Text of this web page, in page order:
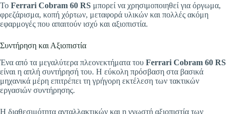
Το Ferrari Cobram 60 RS μπορεί να χρησιμοποιηθεί για όργωμα,
φρεζάρισμα, κοπή χόρτων, μεταφορά υλικών και πολλές ακόμη
εφαρμογές που απαιτούν ισχύ και αξιοπιστία.
Συντήρηση και Αξιοπιστία
Ένα από τα μεγαλύτερα πλεονεκτήματα του Ferrari Cobram 60 RS
είναι η απλή συντήρησή του. Η εύκολη πρόσβαση στα βασικά
μηχανικά μέρη επιτρέπει τη γρήγορη εκτέλεση των τακτικών
εργασιών συντήρησης.
Η διαθεσιμότητα ανταλλακτικών και η γνωστή αξιοπιστία των